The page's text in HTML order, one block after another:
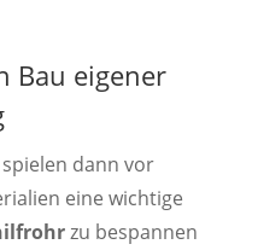
Bau eigener
dann vor
eine wichtige
zu bespannen